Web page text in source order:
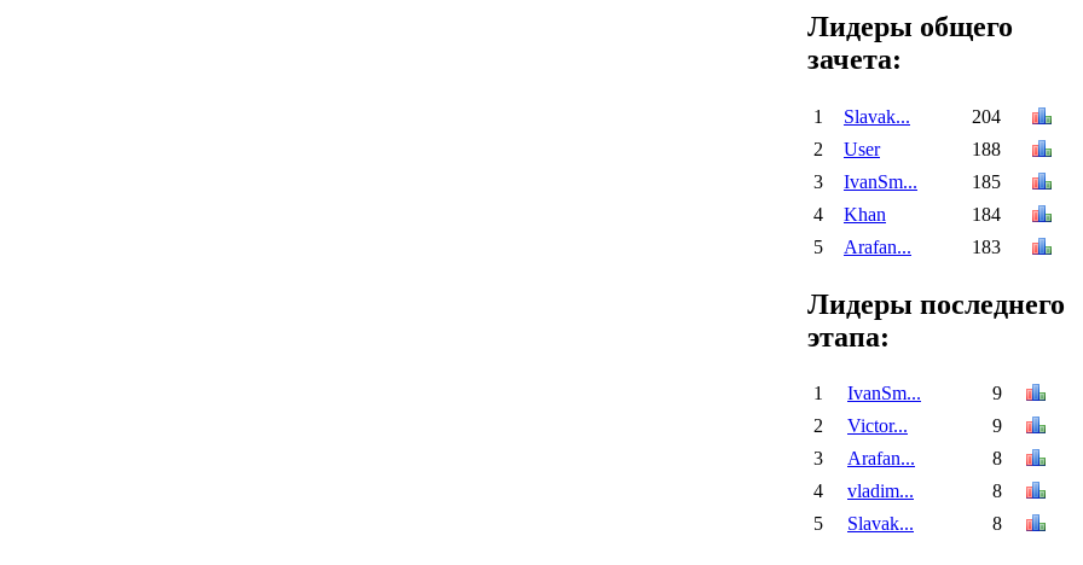
Лидеры общего
зачета:
1 Slavak...
204
2
User
188
3
IvanSm...
185
4
Khan
184
5
Arafan... 183
Лидеры последнего
этапа:
1 IvanSm...
9
2
Victor...
9
3
Arafan...
8
4
vladim...
8
5
Slavak... 8